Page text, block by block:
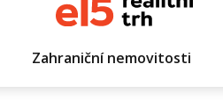
Zahraniční nemovitosti